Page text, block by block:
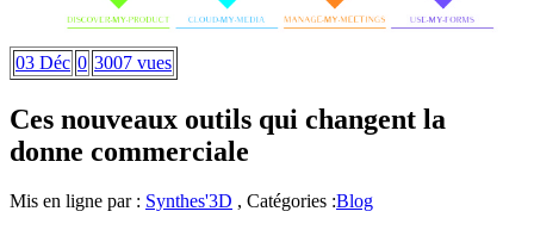
03 Déc 0 3007 vues
Ces nouveaux outils qui changent la
donne commerciale
Mis en ligne par : Synthes'3D , Catégories :Blog